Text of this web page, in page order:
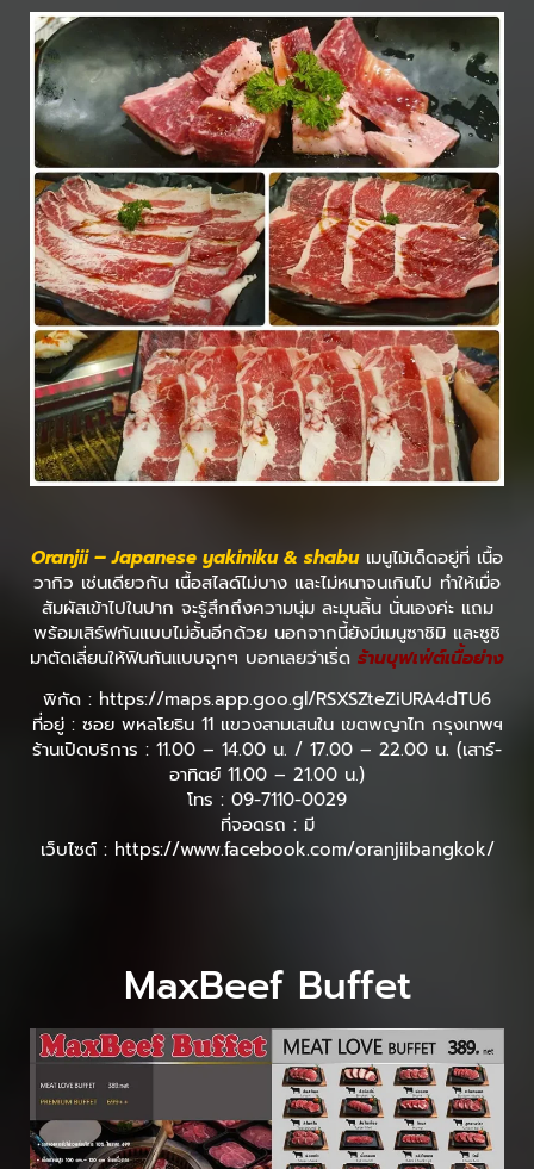
Oranjii – Japanese yakiniku & shabuเมนูไม้เด็ดอยู่ที่ เนื้อ
วากิว เช่นเดียวกัน เนื้อสไลด์ไม่บาง และไม่หนาจนเกินไป ทำให้เมื่อ
สัมผัสเข้าไปในปาก จะรู้สึกถึงความนุ่ม ละมุนลิ้น นั่นเองค่ะ แถม
พร้อมเสิร์ฟกันแบบไม่อั้นอีกด้วย นอกจากนี้ยังมีเมนูซาชิมิ และซูชิ
มาตัดเลี่ยนให้ฟินกันแบบจุกๆ บอกเลยว่าเริ่ด ร้านบุฟเฟ่ต์เนื้อย่าง
พิกัด : https://maps.app.goo.gl/RSXSZteZiURA4dTU6
ที่อยู่ : ซอย พหลโยธิน 11 แขวงสามเสนใน เขตพญาไท กรุงเทพฯ
ร้านเปิดบริการ : 11.00 – 14.00 น. / 17.00 – 22.00 น. (เสาร์-
อาทิตย์ 11.00 – 21.00 น.)
โทร : 09-7110-0029
ที่จอดรถ : มี
เว็บไซต์ : https://www.facebook.com/oranjiibangkok/
MaxBeef Buffet